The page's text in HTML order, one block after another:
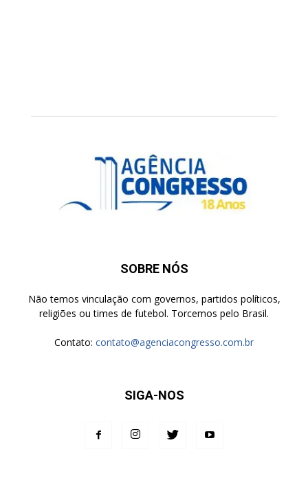
SOBRE NÓS
Não temos vinculação com governos, partidos políticos,
religiões ou times de futebol. Torcemos pelo Brasil.
Contato: contato@agenciacongresso.com.br
SIGA-NOS